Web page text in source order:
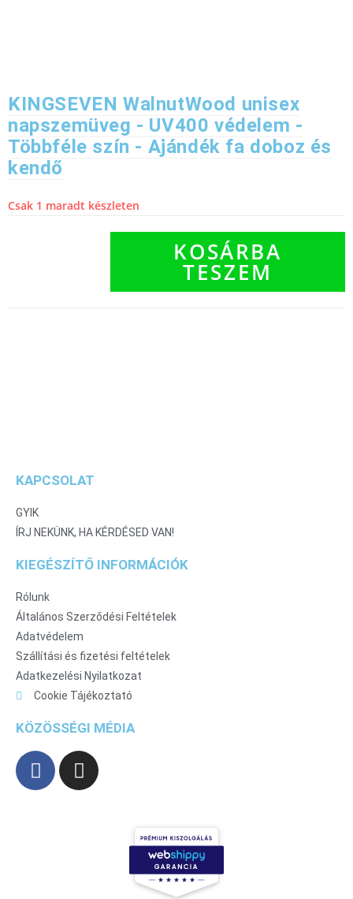
KINGSEVEN WalnutWood unisex
napszemüveg - UV400 védelem -
Többféle szín - Ajándék fa doboz és
kendő
Csak 1 maradt készleten
KOSÁRBA
TESZEM
KAPCSOLAT
GYIK
ÍRJ NEKÜNK, HA KÉRDÉSED VAN!
KIEGÉSZÍTŐ INFORMÁCIÓK
Rólunk
Általános Szerződési Feltételek
Adatvédelem
Szállítási és fizetési feltételek
Adatkezelési Nyilatkozat
Cookie Tájékoztató
KÖZÖSSÉGI MÉDIA